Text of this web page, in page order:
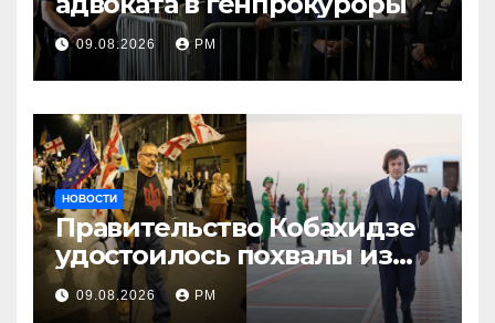
09.08.2026 РМ
НОВОСТИ
Правительство Кобахидзе
удостоилось похвалы из
Москвы
09.08.2026 РМ